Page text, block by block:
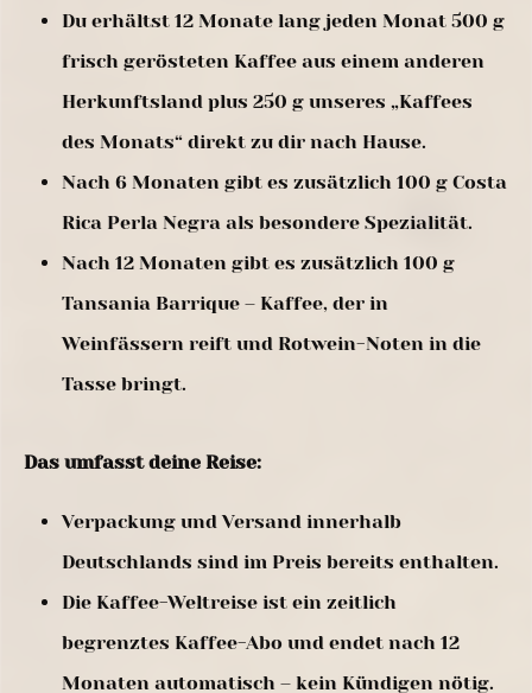
Du erhältst 12 Monate lang jeden Monat 500 g
frisch gerösteten Kaffee aus einem anderen
Herkunftsland plus 250 g unseres „Kaffees
des Monats“ direkt zu dir nach Hause.
Nach 6 Monaten gibt es zusätzlich 100 g Costa
Rica Perla Negra als besondere Spezialität.
Nach 12 Monaten gibt es zusätzlich 100 g
Tansania Barrique – Kaffee, der in
Weinfässern reift und Rotwein-Noten in die
Tasse bringt.
Das umfasst deine Reise:
Verpackung und Versand innerhalb
Deutschlands sind im Preis bereits enthalten.
Die Kaffee-Weltreise ist ein zeitlich
begrenztes Kaffee-Abo und endet nach 12
Monaten automatisch – kein Kündigen nötig.